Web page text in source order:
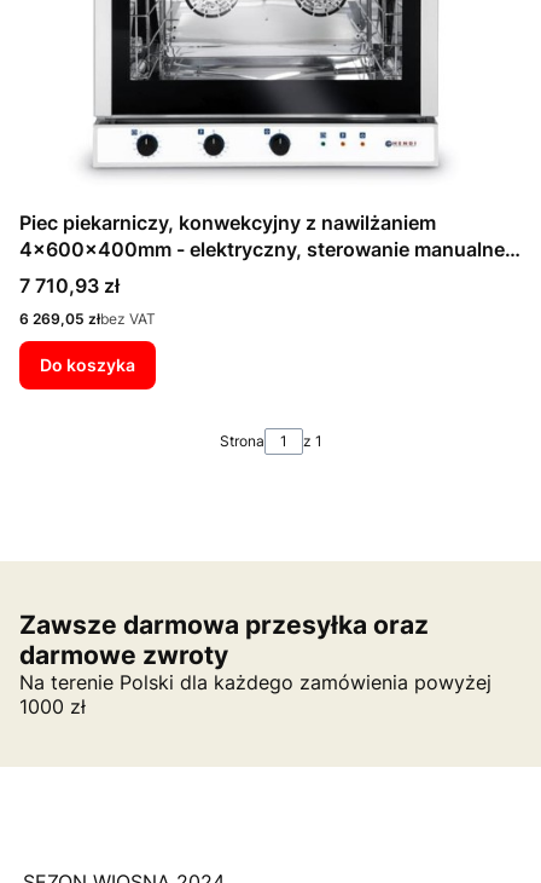
Piec piekarniczy, konwekcyjny z nawilżaniem
4x600x400mm - elektryczny, sterowanie manualne,
trójfazowy
Cena
7 710,93 zł
Cena
6 269,05 złbez VAT
Do koszyka
Strona z 1
Zawsze darmowa przesyłka oraz
darmowe zwroty
Na terenie Polski dla każdego zamówienia powyżej
1000 zł